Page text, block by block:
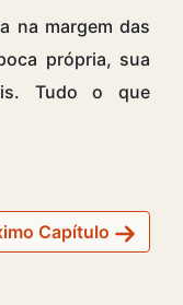
na margem das
própria, sua
Tudo o que
Capítulo